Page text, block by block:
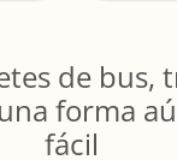
de bus,
forma
fácil